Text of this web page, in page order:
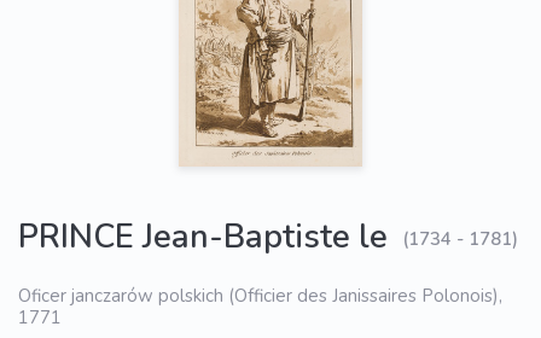
PRINCE Jean-Baptiste le (1734 - 1781)
Oficer janczarów polskich (Officier des Janissaires Polonois),
1771